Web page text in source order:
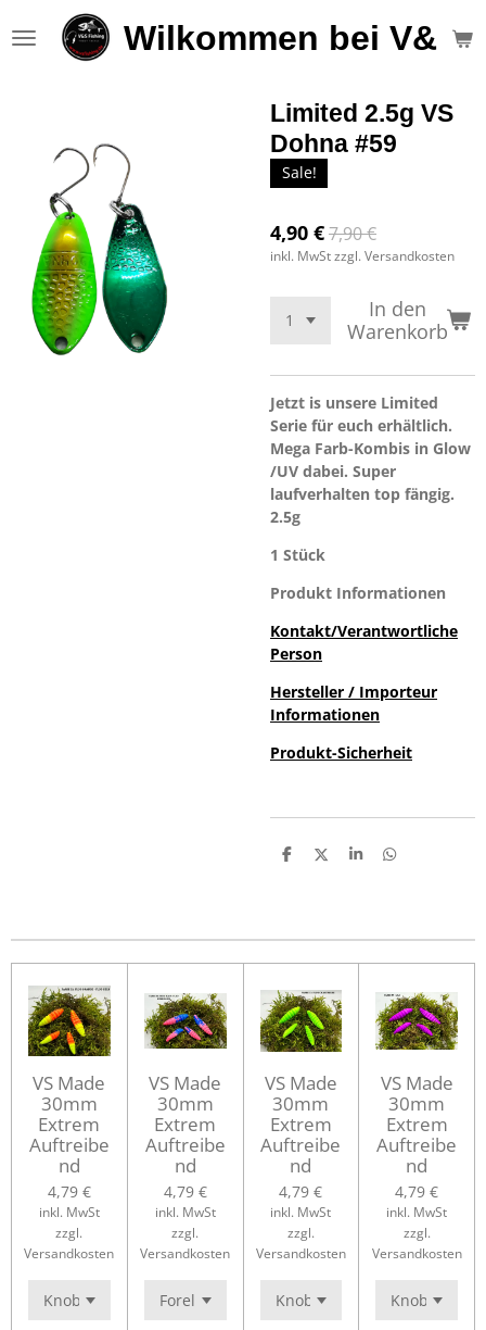
Hauptinhalt
Wilkommen bei V&S
Limited 2.5g VS
Dohna #59
Sale!
4,90 €7,90 €
inkl. MwSt zzgl. Versandkosten
In den
Warenkorb
Jetzt is unsere Limited
Serie für euch erhältlich.
Mega Farb-Kombis in Glow
/UV dabei. Super
laufverhalten top fängig.
2.5g
1 Stück
Produkt Informationen
Kontakt/Verantwortliche
Person
Hersteller / Importeur
Informationen
Produkt-Sicherheit
T
n
T
n
T
n
T
n
VS Made
30mm
Extrem
Auftreibe
nd
4,79 €
inkl. MwSt
zzgl.
Versandkosten
VS Made
30mm
Extrem
Auftreibe
nd
4,79 €
inkl. MwSt
zzgl.
Versandkosten
VS Made
30mm
Extrem
Auftreibe
nd
4,79 €
inkl. MwSt
zzgl.
Versandkosten
VS Made
30mm
Extrem
Auftreibe
nd
4,79 €
inkl. MwSt
zzgl.
Versandkosten